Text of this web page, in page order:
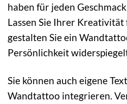
haben für jeden
Lassen Sie Ihrer
gestalten Sie ein
Persönlichkeit
Sie können auch eigene
Wandtattoo integrieren.